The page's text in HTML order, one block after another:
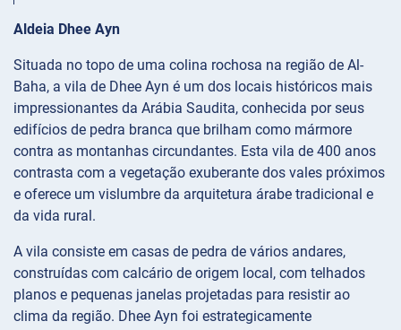
Aldeia Dhee Ayn
Situada no topo de uma colina rochosa na região de Al-
Baha, a vila de Dhee Ayn é um dos locais históricos mais
impressionantes da Arábia Saudita, conhecida por seus
edifícios de pedra branca que brilham como mármore
contra as montanhas circundantes. Esta vila de 400 anos
contrasta com a vegetação exuberante dos vales próximos
e oferece um vislumbre da arquitetura árabe tradicional e
da vida rural.
A vila consiste em casas de pedra de vários andares,
construídas com calcário de origem local, com telhados
planos e pequenas janelas projetadas para resistir ao
clima da região. Dhee Ayn foi estrategicamente